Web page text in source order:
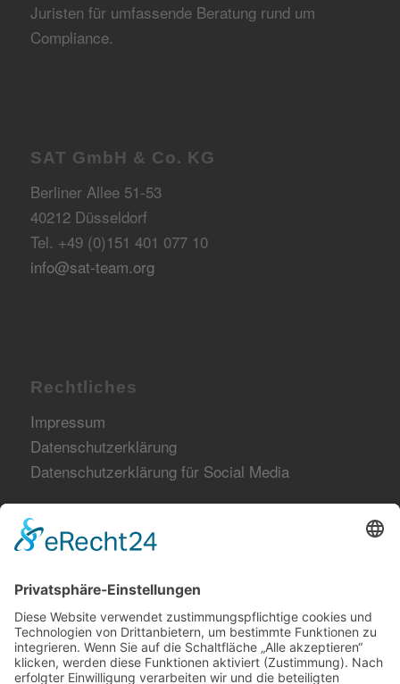
Juristen für umfassende Beratung rund um
Compliance.
SAT GmbH & Co. KG
Berliner Allee 51-53
40212 Düsseldorf
Tel. +49 (0)151 401 077 10
info@sat-team.org
Rechtliches
Impressum
Datenschutzerklärung
Datenschutzerklärung für Social Media
Netzwerk